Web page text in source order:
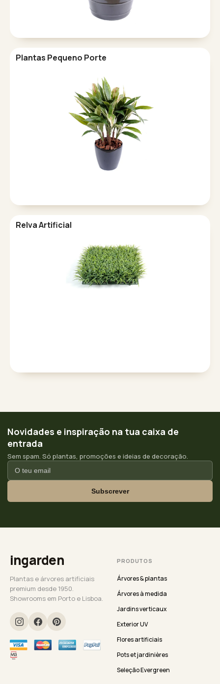
Plantas Pequeno Porte
Relva Artificial
Novidades e inspiração na tua caixa de
entrada
Sem spam. Só plantas, promoções e ideias de decoração.
Subscrever
ingarden
Plantas e árvores artificiais
premium desde 1950.
Showrooms em Porto e Lisboa.
PRODUTOS
Árvores & plantas
Árvores à medida
Jardins verticaux
Exterior UV
Flores artificiais
Pots et jardinières
Seleção Evergreen